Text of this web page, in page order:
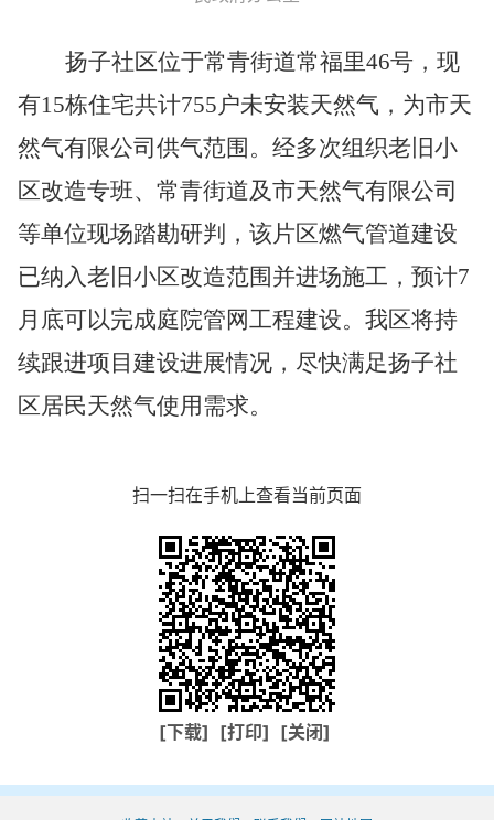
扬子社区位于常青街道常福里46号， 现
有15栋住宅共计755户未安装天然气，为市天
然气有限公司供气范围。经多次组织老旧小
区改造专班、常青街道及市天然气有限公司
等单位现场踏勘研判 ，该片区燃气管道建设
已纳入老旧小区改造范围并进场施工， 预计7
月底可以完成庭院管网工程建设。我区将持
续跟进项目建设进展情况，尽快满足扬子社
区居民天然气使用需求。
扫一扫在手机上查看当前页面
[下载] [打印] [关闭]